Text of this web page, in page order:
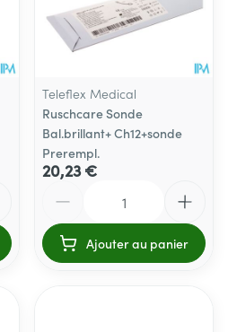
Teleflex Medical
Ruschcare Sonde
Bal.brillant+ Ch12+sonde
Prerempl.
20,23 €
Ajouter au panier